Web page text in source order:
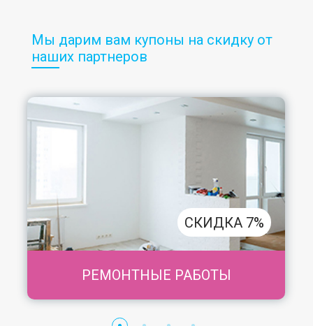
Мы дарим вам купоны на скидку от
наших партнеров
РЕМОНТНЫЕ РАБОТЫ
СКИДКА 7%